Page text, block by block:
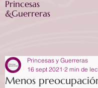
Princesas
&Guerreras
Menos
Princesas y Guerreras
16 sept 2021 2 min de